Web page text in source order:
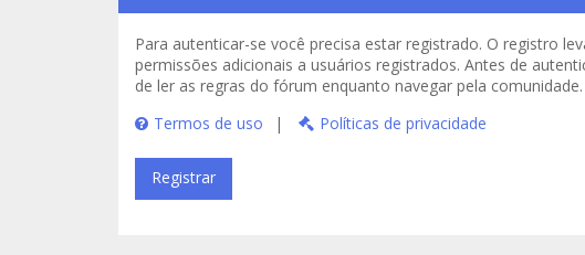
Para autenticar-se você precisa estar registrado. O registro
permissões adicionais a usuários registrados. Antes de
de ler as regras do fórum enquanto navegar pela comunidade.
Termos de uso
| Políticas de privacidade
Registrar